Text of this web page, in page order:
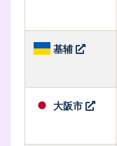
基辅
大阪市